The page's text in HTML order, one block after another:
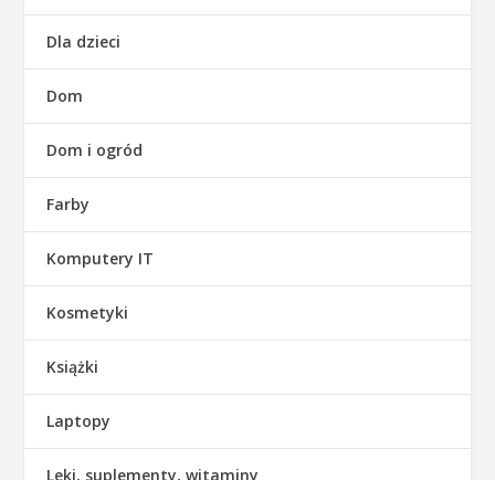
Dla dzieci
Dom
Dom i ogród
Farby
Komputery IT
Kosmetyki
Książki
Laptopy
Leki, suplementy, witaminy